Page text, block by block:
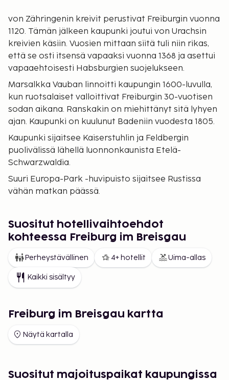
von Zähringenin kreivit perustivat Freiburgin vuonna
1120. Tämän jälkeen kaupunki joutui von Urachsin
kreivien käsiin. Vuosien mittaan siitä tuli niin rikas,
että se osti itsensä vapaaksi vuonna 1368 ja asettui
vapaaehtoisesti Habsburgien suojelukseen.
Marsalkka Vauban linnoitti kaupungin 1600-luvulla,
kun ruotsalaiset valloittivat Freiburgin 30-vuotisen
sodan aikana. Ranskakin on miehittänyt sitä lyhyen
ajan. Kaupunki on kuulunut Badeniin vuodesta 1805.
Kaupunki sijaitsee Kaiserstuhlin ja Feldbergin
puolivälissä lähellä luonnonkaunista Etelä-
Schwarzwaldia.
Suuri Europa-Park -huvipuisto sijaitsee Rustissa
vähän matkan päässä.
Suositut hotellivaihtoehdot
kohteessa Freiburg im Breisgau
Perheystävällinen 4+ hotellit Uima-allas
Kaikki sisältyy
Freiburg im Breisgau kartta
Näytä kartalla
Suositut majoituspaikat kaupungissa